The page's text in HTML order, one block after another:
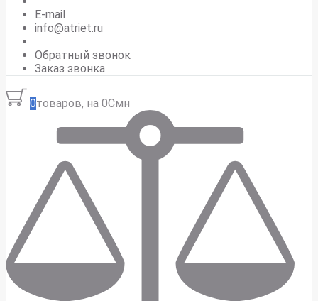
E-mail
info@atriet.ru
Обратный звонок
Заказ звонка
0товаров, на 0Смн